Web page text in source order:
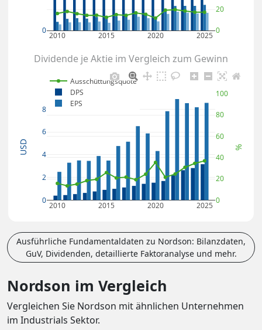
2010 2015 2020 2025
0 0
20
Dividende je Aktie im Vergleich zum Gewinn
2010 2015 2020 2025
0
2
4
6
8
0
20
40
60
80
100
Ausschüttungsquote
DPS
EPS
USD %
Ausführliche Fundamentaldaten zu Nordson: Bilanzdaten,
GuV, Dividenden, detaillierte Faktoranalyse und mehr.
Nordson im Vergleich
Vergleichen Sie Nordson mit ähnlichen Unternehmen
im Industrials Sektor.